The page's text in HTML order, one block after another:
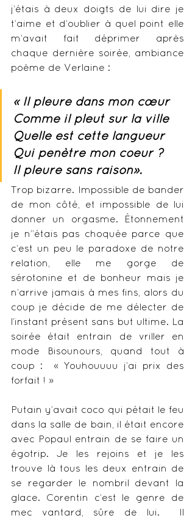
j’étais à deux doigts de lui dire je
t’aime et d’oublier à quel point elle
m’avait fait déprimer après
chaque dernière soirée, ambiance
poème de Verlaine :
« Il pleure dans mon cœur
Comme il pleut sur la ville
Quelle est cette langueur
Qui pénètre mon coeur ?
Il pleure sans raison».
Trop bizarre. Impossible de bander
de mon côté, et impossible de lui
donner un orgasme. Étonnement
je n’’étais pas choquée parce que
c’est un peu le paradoxe de notre
relation, elle me gorge de
sérotonine et de bonheur mais je
n’arrive jamais à mes fins, alors du
coup je décide de me délecter de
l’instant présent sans but ultime. La
soirée était entrain de vriller en
mode Bisounours, quand tout à
coup :  « Youhouuuu j’ai prix des
forfait ! »
Putain y’avait coco qui pétait le feu
dans la salle de bain, il était encore
avec Popaul entrain de se faire un
égotrip. Je les rejoins et je les
trouve là tous les deux entrain de
se regarder le nombril devant la
glace. Corentin c’est le genre de
mec vantard, sûre de lui.  Il